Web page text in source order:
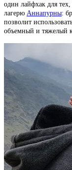
один лайфхак для
лагерю Аннапурны:
позволит
объемный и тяжелый